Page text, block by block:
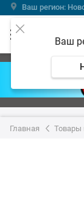
Ваш регион:
Ваш
Главная Товары